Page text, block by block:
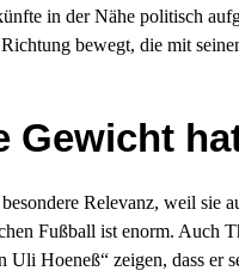
in der Nähe politisch
bewegt, die mit
Gewicht
Relevanz, weil sie
Fußball ist enorm. Auch
Uli Hoeneß“ zeigen, dass er